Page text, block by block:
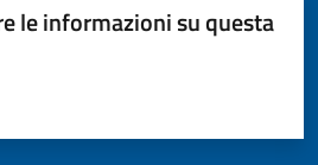
le informazioni su questa
stelle su 5
su 5
5